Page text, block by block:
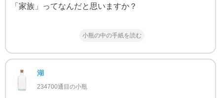
「家族」ってなんだと思いますか？
小瓶の中の手紙を読む
湖
234700通目の小瓶